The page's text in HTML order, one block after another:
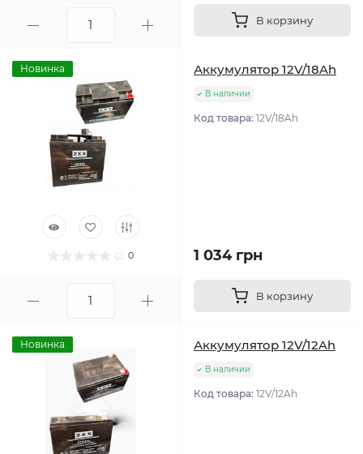
В корзину
Новинка
0
Аккумулятор 12V/18Ah
В наличии
Код товара: 12V/18Ah
1 034 грн
В корзину
Новинка Аккумулятор 12V/12Ah
В наличии
Код товара: 12V/12Ah